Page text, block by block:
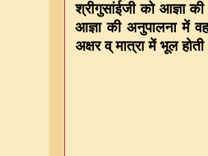
श्रीगुसांईजी को आज्ञा
आज्ञा की अनुपालना में
अक्षर व् मात्रा में भूल